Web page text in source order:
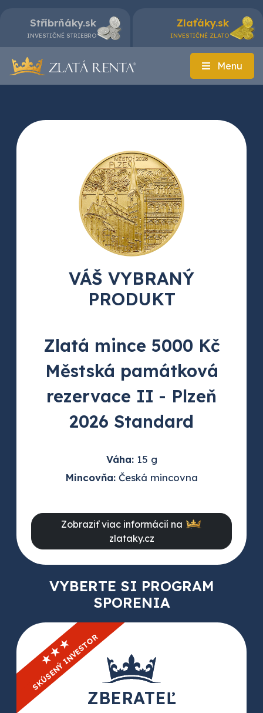
Stříbrňáky.sk
INVESTIČNÉ STRIEBRO
Zlaťáky.sk
INVESTIČNÉ ZLATO
Menu
VÁŠ VYBRANÝ
PRODUKT
Zlatá mince 5000 Kč
Městská památková
rezervace II - Plzeň
2026 Standard
Váha:15 g
Mincovňa: Česká mincovna
Zobraziť viac informácií na
zlataky.cz
VYBERTE SI PROGRAM
SPORENIA
★★★
SKÚSENÝ INVESTOR
ZBERATEĽ